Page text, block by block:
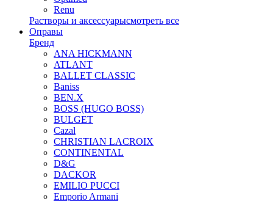
Renu
Растворы и аксессуарысмотреть все
Оправы
Бренд
ANA HICKMANN
ATLANT
BALLET CLASSIC
Baniss
BEN.X
BOSS (HUGO BOSS)
BULGET
Cazal
CHRISTIAN LACROIX
CONTINENTAL
D&G
DACKOR
EMILIO PUCCI
Emporio Armani